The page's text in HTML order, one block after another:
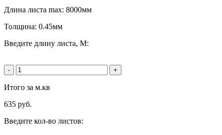
Длина листа max: 8000мм
Толщина: 0.45мм
Введите длину листа, М:
- +
Итого за м.кв
635 руб.
Введите кол-во листов: